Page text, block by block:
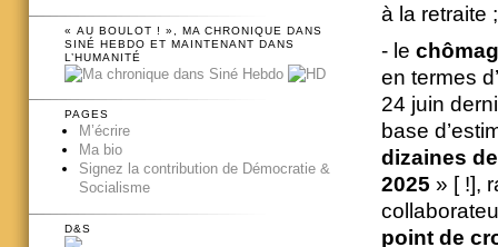
à la retraite ;
- le
en termes
24 juin
base
dizaines
2025 » [ !],
point de
« AU BOULOT ! », MA CHRONIQUE DANS
SINÉ HEBDO ET MAINTENANT DANS
L’HUMANITÉ
PAGES
M’écrire
Ma bio
Signez la contribution de Démocratie &
Socialisme
D&S